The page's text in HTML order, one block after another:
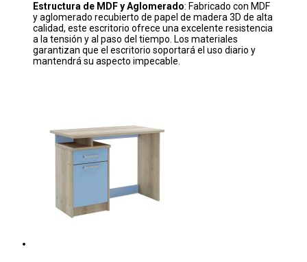
Estructura de MDF y Aglomerado: Fabricado con MDF
y aglomerado recubierto de papel de madera 3D de alta
calidad, este escritorio ofrece una excelente resistencia
a la tensión y al paso del tiempo. Los materiales
garantizan que el escritorio soportará el uso diario y
mantendrá su aspecto impecable.